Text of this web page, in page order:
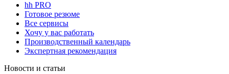
hh PRO
Готовое резюме
Все сервисы
Хочу у вас работать
Производственный календарь
Экспертная рекомендация
Новости и статьи